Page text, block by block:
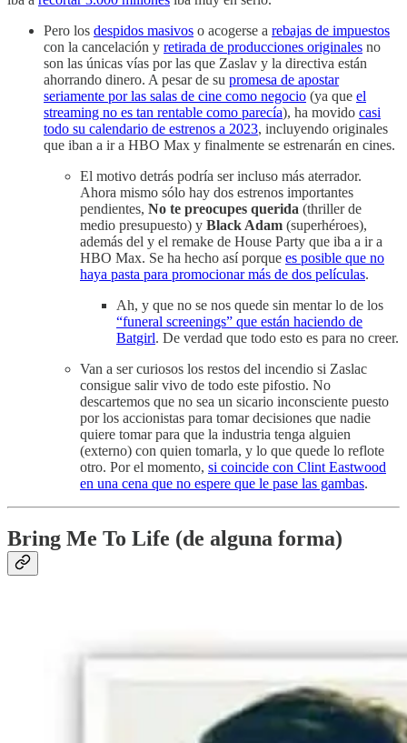
Pero los despidos masivos o acogerse a rebajas de impuestos
con la cancelación y retirada de producciones originales no
son las únicas vías por las que Zaslav y la directiva están
ahorrando dinero. A pesar de su promesa de apostar
seriamente por las salas de cine como negocio (ya que el
streaming no es tan rentable como parecía), ha movido casi
todo su calendario de estrenos a 2023, incluyendo originales
que iban a ir a HBO Max y finalmente se estrenarán en cines.
El motivo detrás podría ser incluso más aterrador.
Ahora mismo sólo hay dos estrenos importantes
pendientes, No te preocupes querida (thriller de
medio presupuesto) y Black Adam (superhéroes),
además del y el remake de House Party que iba a ir a
HBO Max. Se ha hecho así porque es posible que no
haya pasta para promocionar más de dos películas.
Ah, y que no se nos quede sin mentar lo de los
“funeral screenings” que están haciendo de
Batgirl. De verdad que todo esto es para no creer.
Van a ser curiosos los restos del incendio si Zaslac
consigue salir vivo de todo este pifostio. No
descartemos que no sea un sicario inconsciente puesto
por los accionistas para tomar decisiones que nadie
quiere tomar para que la industria tenga alguien
(externo) con quien tomarla, y lo que quede lo reflote
otro. Por el momento, si coincide con Clint Eastwood
en una cena que no espere que le pase las gambas.
Bring Me To Life (de alguna forma)